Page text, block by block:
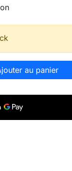
au panier